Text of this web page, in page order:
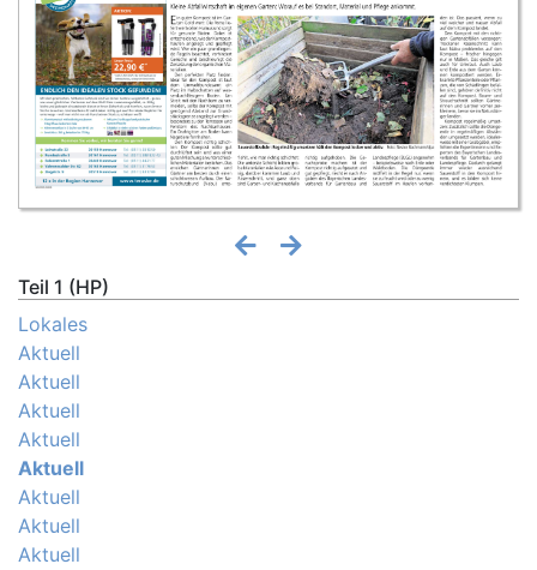
Teil 1 (HP)
Lokales
Aktuell
Aktuell
Aktuell
Aktuell
Aktuell
Aktuell
Aktuell
Aktuell